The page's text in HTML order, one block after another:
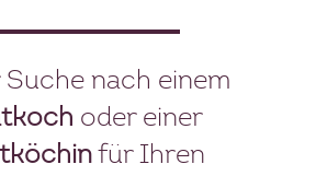
nach einem
oder einer
für Ihren